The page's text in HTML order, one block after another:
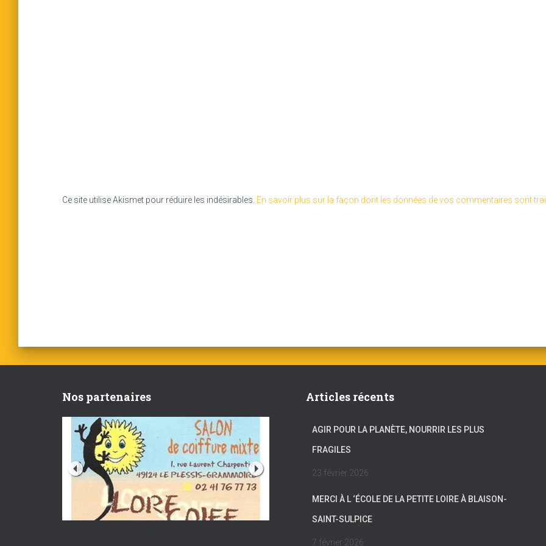
Ce site utilise Akismet pour réduire les indésirables. En savoir plus sur la façon dont les données de vos commentaires sont
Nos partenaires Articles récents
AGIR POUR LA PLANÈTE, NOURRIR LES PLUS
FRAGILES
23 février 2026
MERCI À L ‘ÉCOLE DE LA PETITE LOIRE À BLAISON-
SAINT-SULPICE
7 février 2026